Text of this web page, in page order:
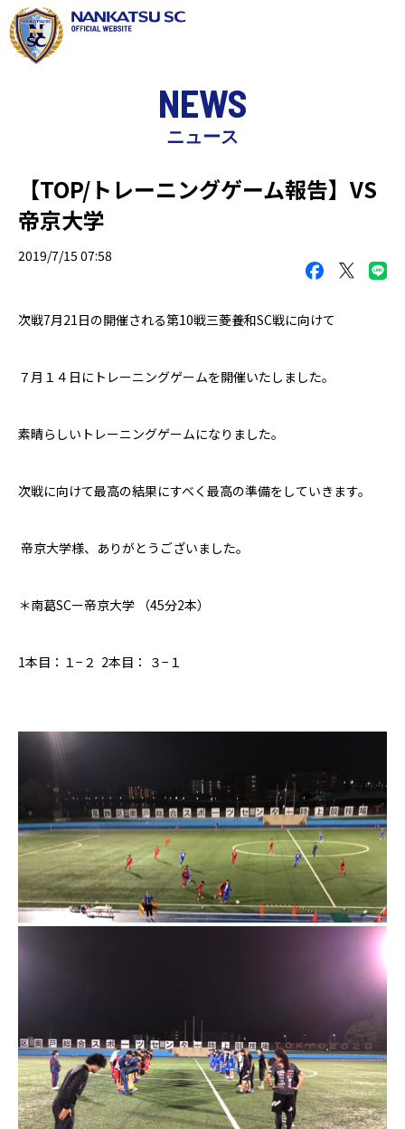
NEWS
ニュース
【TOP/トレーニングゲーム報告】VS
帝京大学
2019/7/15 07:58
次戦7月21日の開催される第10戦三菱養和SC戦に向けて
７月１４日にトレーニングゲームを開催いたしました。
素晴らしいトレーニングゲームになりました。
次戦に向けて最高の結果にすべく最高の準備をしていきます。
帝京大学様、ありがとうございました。
＊南葛SCー帝京大学 （45分2本）
1本目：１−２ 2本目： ３−１